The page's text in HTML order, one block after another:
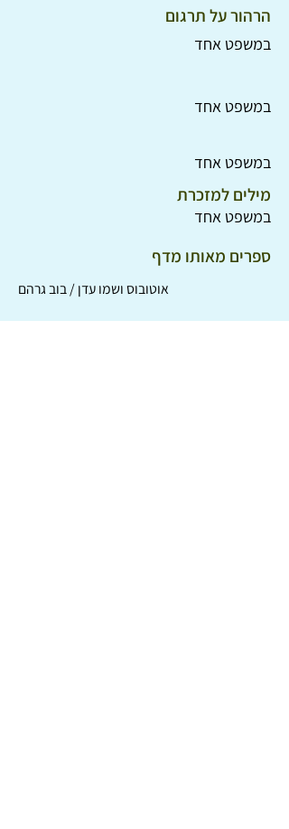
הרהור על תרגום
במשפט אחד
במשפט אחד
במשפט אחד
מילים למזכרת
במשפט אחד
ספרים מאותו מדף
אוטובוס ושמו עדן / בוב גרהם